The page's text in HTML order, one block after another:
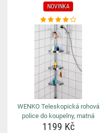
NOVINKA
WENKO Teleskopická rohová
police do koupelny, matná
1199 Kč